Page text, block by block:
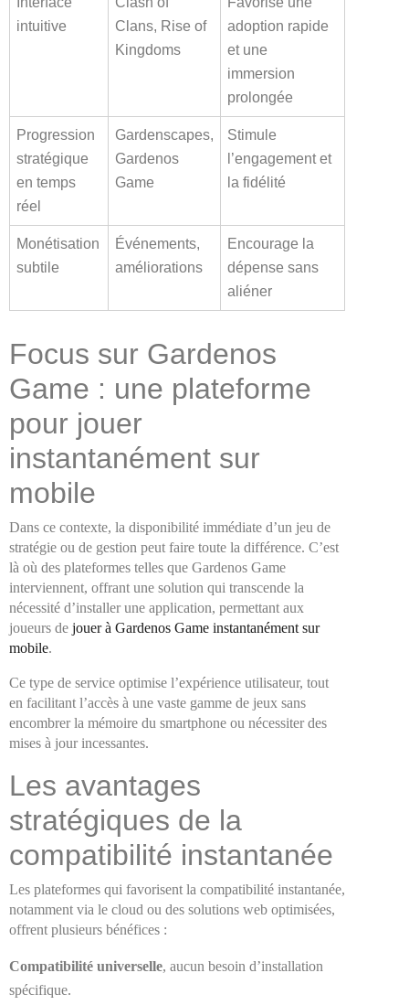
intuitive
Clans, Rise of
Kingdoms
adoption rapide
et une
immersion
prolongée
Progression
stratégique
en temps
réel
Gardenscapes,
Gardenos
Game
Stimule
l’engagement et
la fidélité
Monétisation
subtile
Événements,
améliorations
Encourage la
dépense sans
aliéner
Focus sur Gardenos
Game : une plateforme
pour jouer
instantanément sur
mobile
Dans ce contexte, la disponibilité immédiate d’un jeu de
stratégie ou de gestion peut faire toute la différence. C’est
là où des plateformes telles que Gardenos Game
interviennent, offrant une solution qui transcende la
nécessité d’installer une application, permettant aux
joueurs de jouer à Gardenos Game instantanément sur
mobile.
Ce type de service optimise l’expérience utilisateur, tout
en facilitant l’accès à une vaste gamme de jeux sans
encombrer la mémoire du smartphone ou nécessiter des
mises à jour incessantes.
Les avantages
stratégiques de la
compatibilité instantanée
Les plateformes qui favorisent la compatibilité instantanée,
notamment via le cloud ou des solutions web optimisées,
offrent plusieurs bénéfices :
Compatibilité universelle, aucun besoin d’installation
spécifique.